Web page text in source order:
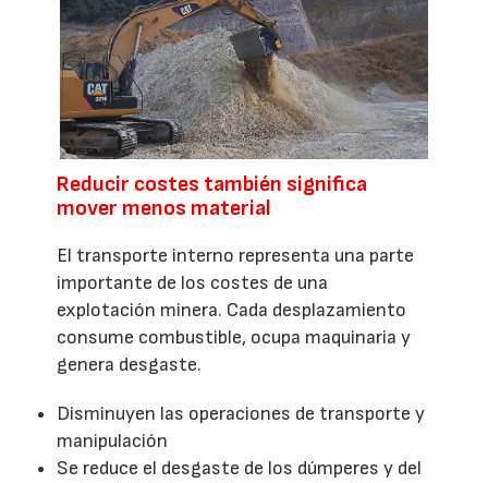
Reducir costes también significa
mover menos material
El transporte interno representa una parte
importante de los costes de una
explotación minera. Cada desplazamiento
consume combustible, ocupa maquinaria y
genera desgaste.
Disminuyen las operaciones de transporte y
manipulación
Se reduce el desgaste de los dúmperes y del